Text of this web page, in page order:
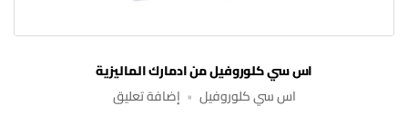
اس سي كلوروفيل من ادمارك الماليزية
اس سي كلوروفيل
إضافة تعليقعلى